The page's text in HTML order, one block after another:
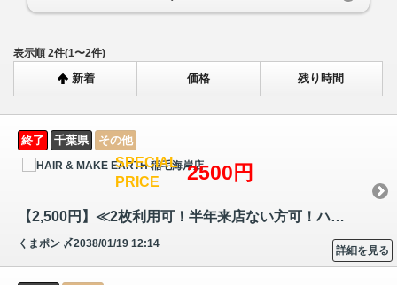
表示順 2件(1〜2件)
新着 価格 残り時間
終了 千葉県 その他
SPECIAL
PRICE
2500円
【2,500円】≪2枚利用可！半年来店ない方可！ハイブリッド脱毛機で毛周期に…
くまポン 〆2038/01/19 12:14
詳細を見る